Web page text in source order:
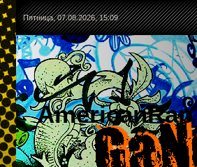
Пятница, 07.08.2026, 15:09
AmericanRap